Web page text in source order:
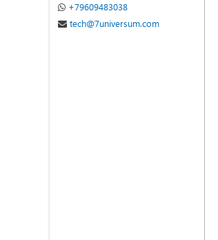
+79609483038
tech@7universum.com